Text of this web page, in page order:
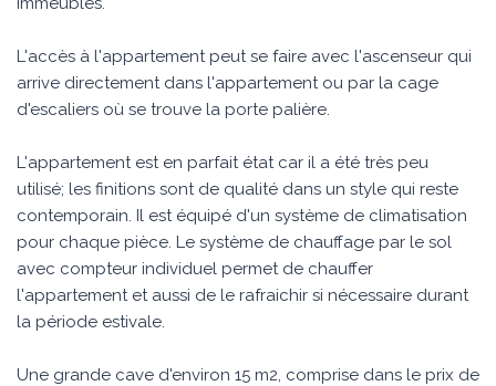
L'accès à l'appartement peut se faire avec l'ascenseur qui
arrive directement dans l'appartement ou par la cage
d'escaliers où se trouve la porte palière.
L'appartement est en parfait état car il a été très peu
utilisé; les finitions sont de qualité dans un style qui reste
contemporain. Il est équipé d'un système de climatisation
pour chaque pièce. Le système de chauffage par le sol
avec compteur individuel permet de chauffer
l'appartement et aussi de le rafraichir si nécessaire durant
la période estivale.
Une grande cave d'environ 15 m2, comprise dans le prix de